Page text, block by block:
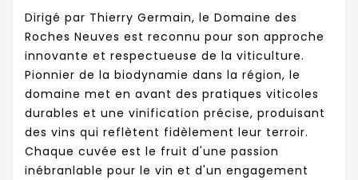
Dirigé par Thierry Germain, le Domaine des
Roches Neuves est reconnu pour son approche
innovante et respectueuse de la viticulture.
Pionnier de la biodynamie dans la région, le
domaine met en avant des pratiques viticoles
durables et une vinification précise, produisant
des vins qui reflètent fidèlement leur terroir.
Chaque cuvée est le fruit d'une passion
inébranlable pour le vin et d'un engagement